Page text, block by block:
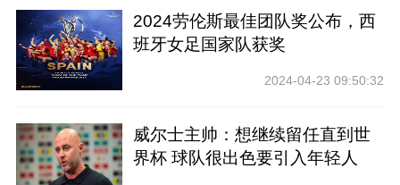
2024劳伦斯最佳团队奖公布，西
班牙女足国家队获奖
2024-04-23 09:50:32
威尔士主帅：想继续留任直到世
界杯 球队很出色要引入年轻人